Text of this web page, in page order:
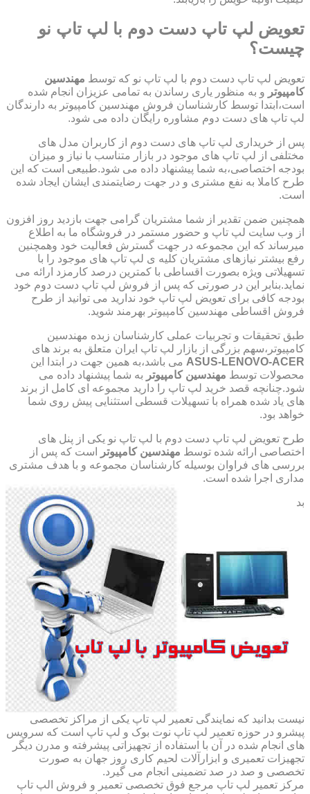
تعویض لپ تاپ دست دوم با لپ تاپ نو
چیست؟
تعویض لپ تاپ دست دوم با لپ تاپ نو که توسط مهندسین
کامپیوتر و به منظور یاری رساندن به تمامی عزیزان انجام شده
است،ابتدا توسط کارشناسان فروش مهندسین کامپیوتر به دارندگان
لپ تاپ های دست دوم مشاوره رایگان داده می شود.
پس از خریداری لپ تاپ های دست دوم از کاربران مدل های
مختلفی از لپ تاپ های موجود در بازار متناسب با نیاز و میزان
بودجه اختصاصی،به شما پیشنهاد داده می شود.طبیعی است که این
طرح کاملا به نفع مشتری و در جهت رضایتمندی ایشان ایجاد شده
است.
همچنین ضمن تقدیر از شما مشتریان گرامی جهت بازدید روز افزون
از وب سایت لپ تاپ و حضور مستمر در فروشگاه ما به اطلاع
میرساند که این مجموعه در جهت گسترش فعالیت خود وهمچنین
رفع بیشتر نیازهای مشتریان کلیه ی لپ تاپ های موجود را با
تسهیلاتی ویژه بصورت اقساطی با کمترین درصد کارمزد ارائه می
نماید.بنابر این در صورتی که پس از فروش لپ تاپ دست دوم خود
بودجه کافی برای تعویض لپ تاپ خود ندارید می توانید از طرح
فروش اقساطی مهندسین کامپیوتر بهرمند شوید.
طبق تحقیقات و تجربیات عملی کارشناسان زبده مهندسین
کامپیوتر،سهم بزرگی از بازار لپ تاپ ایران متعلق به برند های
ASUS-LENOVO-ACER می باشد،به همین جهت در ابتدا این
محصولات توسط مهندسین کامپیوتر به شما پیشنهاد داده می
شود.چنانچه قصد خرید لپ تاپ را دارید مجموعه ای کامل از برند
های یاد شده همراه با تسهیلات قسطی استثنایی پیش روی شما
خواهد بود.
طرح تعویض لپ تاپ دست دوم با لپ تاپ نو یکی از پنل های
اختصاصی ارائه شده توسط مهندسین کامپیوتر
است که پس از
بررسی های فراوان بوسیله کارشناسان مجموعه و با هدف مشتری
مداری اجرا شده است.
بد
نیست بدانید که نمایندگی تعمیر لپ تاپ یکی از مراکز تخصصی
پیشرو در حوزه تعمیر لپ تاپ نوت بوک و لپ تاپ است که سرویس
های انجام شده در آن با استفاده از تجهیزاتی پیشرفته و مدرن دیگر
تجهیزات تعمیری و ابزارآلات لحیم کاری روز جهان به صورت
تخصصی و صد در صد تضمینی انجام می گیرد.
مرکز تعمیر لپ تاپ مرجع فوق تخصصی تعمیر و فروش الپ تاپ